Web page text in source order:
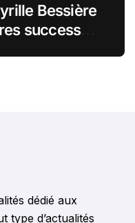
Bessière
success
dédié aux
type d’actualités